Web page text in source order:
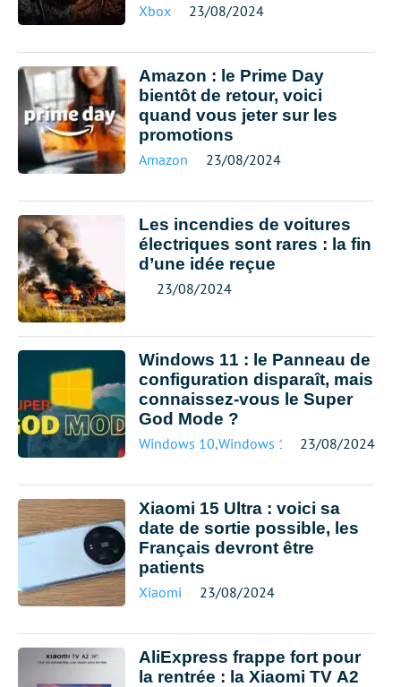
Xbox 23/08/2024
Amazon : le Prime Day
bientôt de retour, voici
quand vous jeter sur les
promotions
Amazon 23/08/2024
Les incendies de voitures
électriques sont rares : la fin
d’une idée reçue
23/08/2024
Windows 11 : le Panneau de
configuration disparaît, mais
connaissez-vous le Super
God Mode ?
Windows 10,Windows 11 23/08/2024
Xiaomi 15 Ultra : voici sa
date de sortie possible, les
Français devront être
patients
Xiaomi 23/08/2024
AliExpress frappe fort pour
la rentrée : la Xiaomi TV A2